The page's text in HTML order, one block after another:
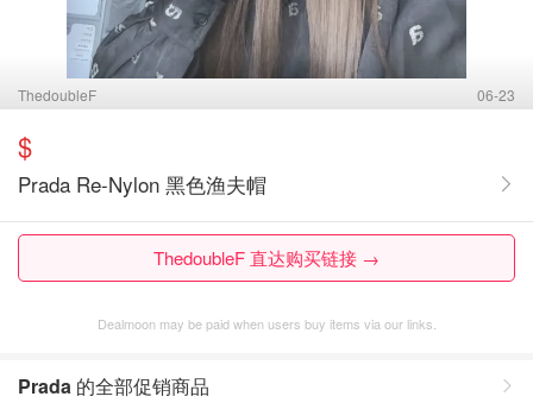
ThedoubleF 06-23
$
Prada Re-Nylon 黑色渔夫帽
ThedoubleF 直达购买链接 →
Dealmoon may be paid when users buy items via our links.
Prada 的全部促销商品